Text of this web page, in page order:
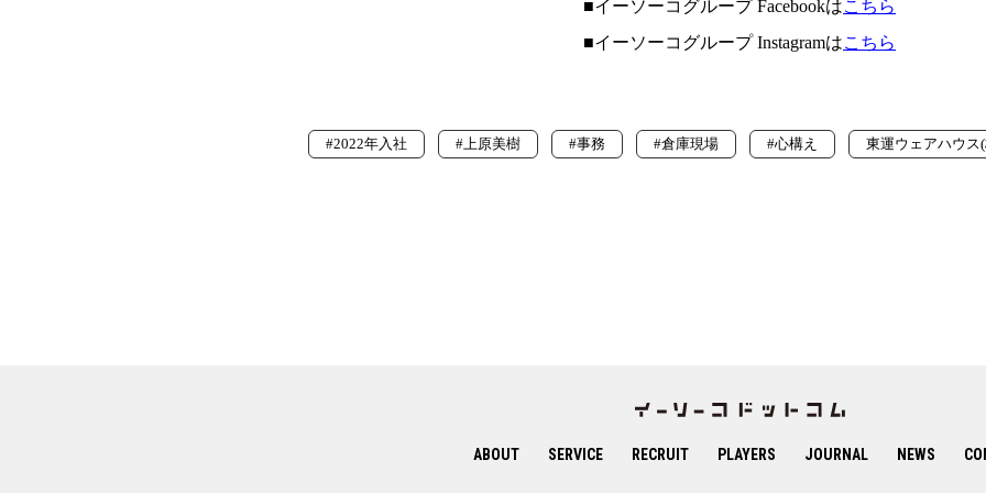
■イーソーコグループ Facebookはこちら
■イーソーコグループ Instagramはこちら
#2022年入社 #上原美樹 #事務 #倉庫現場 #心構え 東運ウェアハウス
ABOUT SERVICE RECRUIT PLAYERS JOURNAL NEWS